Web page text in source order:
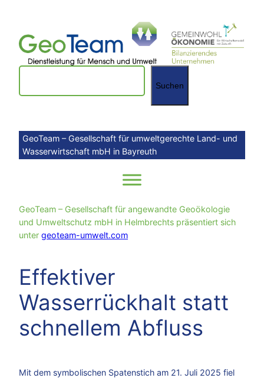
springen
Suchen
Suchen
GeoTeam – Gesellschaft für umweltgerechte Land- und
Wasserwirtschaft mbH in Bayreuth
GeoTeam – Gesellschaft für angewandte Geoökologie
und Umweltschutz mbH in Helmbrechts präsentiert sich
unter geoteam-umwelt.com
Effektiver
Wasserrückhalt statt
schnellem Abfluss
Mit dem symbolischen Spatenstich am 21. Juli 2025 fiel